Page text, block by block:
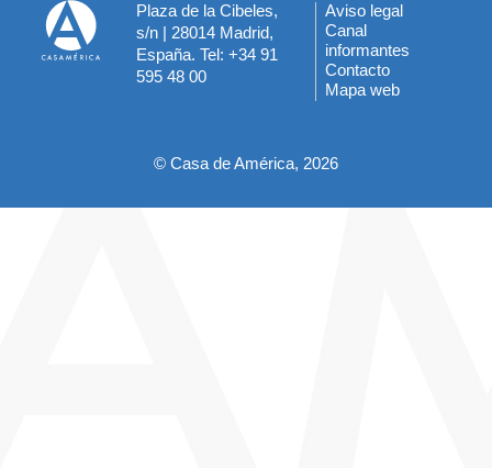
Plaza de la Cibeles,
s/n | 28014 Madrid,
España. Tel: +34 91
595 48 00
Menú
del
pie
Aviso legal
Canal
informantes
Contacto
Mapa web
© Casa de América, 2026